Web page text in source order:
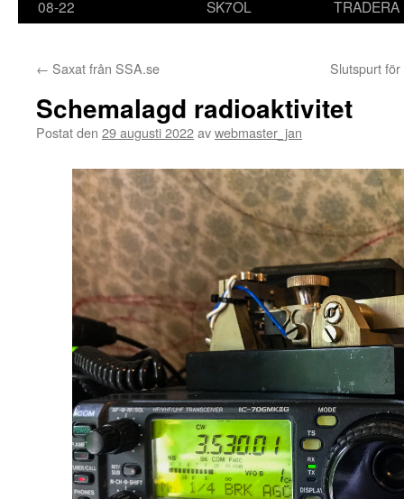
08-22
SK7OL
TRADERA
← Saxat från SSA.se Slutspurt
Schemalagd radioaktivitet
Postat den 29 augusti 2022avwebmaster_jan